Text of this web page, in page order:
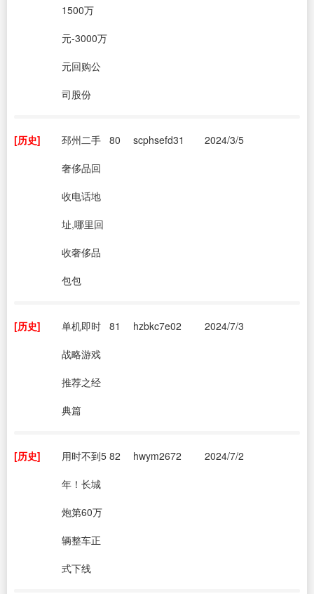
1500万
元-3000万
元回购公
司股份
[历史]
邳州二手
奢侈品回
收电话地
址,哪里回
收奢侈品
包包
80 scphsefd31 2024/3/5
[历史]
单机即时
战略游戏
推荐之经
典篇
81 hzbkc7e02 2024/7/3
[历史]
用时不到5
年！长城
炮第60万
辆整车正
式下线
82 hwym2672 2024/7/2